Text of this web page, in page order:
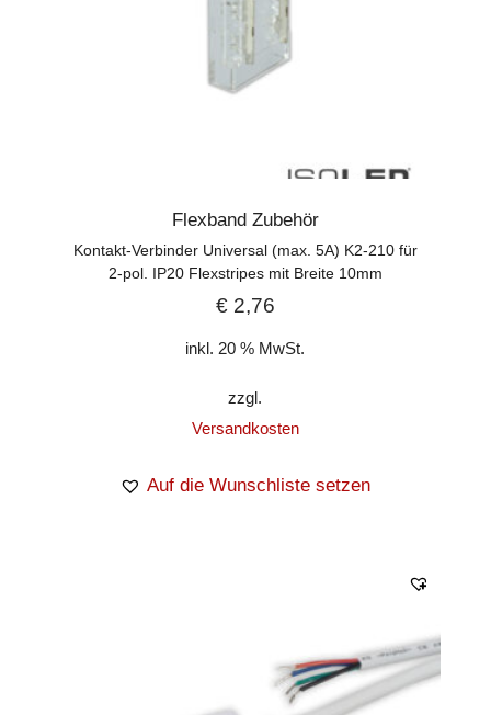
Flexband Zubehör
Kontakt-Verbinder Universal (max. 5A) K2-210 für
2-pol. IP20 Flexstripes mit Breite 10mm
€2,76
inkl. 20 % MwSt.
zzgl.
Versandkosten
Auf die Wunschliste setzen